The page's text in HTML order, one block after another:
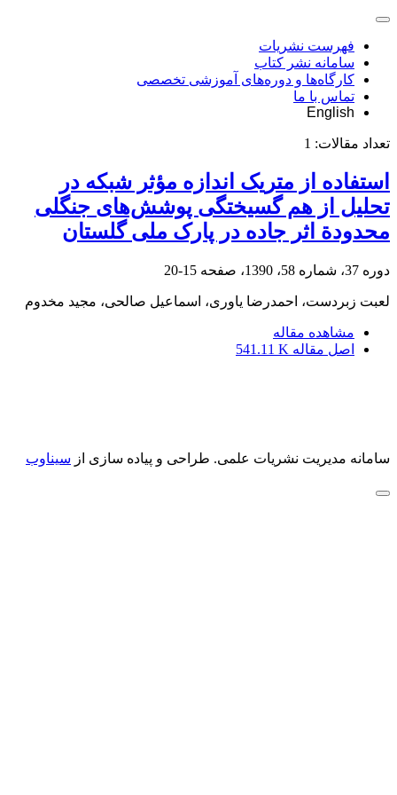
فهرست نشریات
سامانه نشر کتاب
کارگاه‌ها و دوره‌های آموزشی تخصصی
تماس با ما
English
تعداد مقالات: 1
استفاده از متریک اندازه مؤثر شبکه در
تحلیل از هم گسیختگی پوشش‌های جنگلی
محدودة اثر جاده در پارک ملی گلستان
دوره 37، شماره 58، 1390، صفحه 15-20
لعبت زبردست، احمدرضا یاوری، اسماعیل صالحی، مجید مخدوم
مشاهده مقاله
اصل مقاله 541.11 K
سامانه مدیریت نشریات علمی. طراحی و پیاده سازی از سیناوب